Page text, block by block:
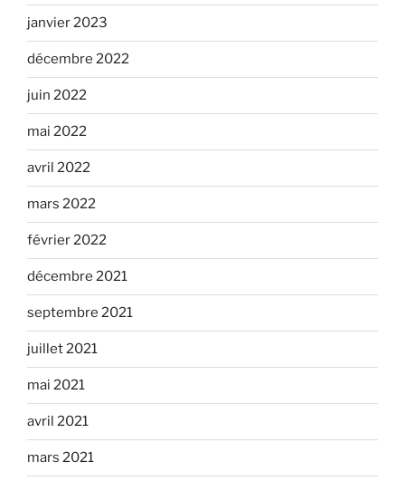
janvier 2023
décembre 2022
juin 2022
mai 2022
avril 2022
mars 2022
février 2022
décembre 2021
septembre 2021
juillet 2021
mai 2021
avril 2021
mars 2021